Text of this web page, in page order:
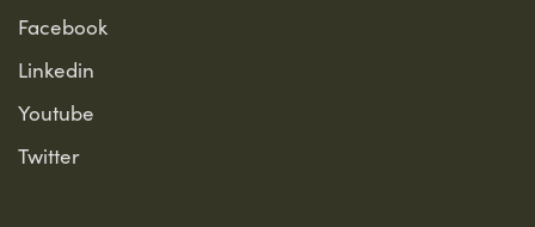
Facebook
Linkedin
Youtube
Twitter